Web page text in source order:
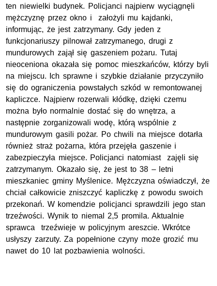
ten niewielki budynek. Policjanci najpierw wyciągnęli
mężczyznę przez okno i założyli mu kajdanki,
informując, że jest zatrzymany. Gdy jeden z
funkcjonariuszy pilnował zatrzymanego, drugi z
mundurowych zajął się gaszeniem pożaru. Tutaj
nieoceniona okazała się pomoc mieszkańców, którzy byli
na miejscu. Ich sprawne i szybkie działanie przyczyniło
się do ograniczenia powstałych szkód w remontowanej
kapliczce. Najpierw rozerwali kłódkę, dzięki czemu
można było normalnie dostać się do wnętrza, a
następnie zorganizowali wodę, którą wspólnie z
mundurowym gasili pożar. Po chwili na miejsce dotarła
również straż pożarna, która przejęła gaszenie i
zabezpieczyła miejsce. Policjanci natomiast zajęli się
zatrzymanym. Okazało się, że jest to 38 – letni
mieszkaniec gminy Myślenice. Mężczyzna oświadczył, że
chciał całkowicie zniszczyć kapliczkę z powodu swoich
przekonań. W komendzie policjanci sprawdzili jego stan
trzeźwości. Wynik to niemal 2,5 promila. Aktualnie
sprawca trzeźwieje w policyjnym areszcie. Wkrótce
usłyszy zarzuty. Za popełnione czyny może grozić mu
nawet do 10 lat pozbawienia wolności.